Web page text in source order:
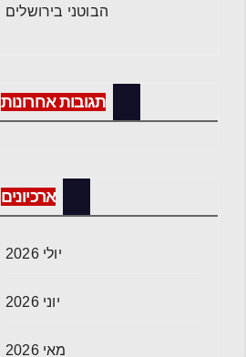
הבוטני בירושלים
תגובות אחרונות
ארכיונים
יולי 2026
יוני 2026
מאי 2026